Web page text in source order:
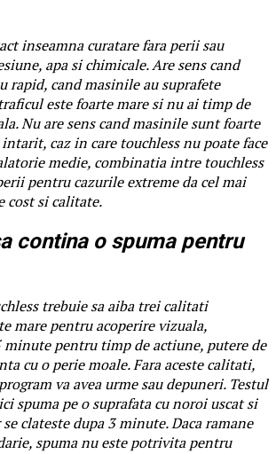
inseamna curatare fara perii sau
apa si chimicale. Are sens cand
rapid, cand masinile au suprafete
este foarte mare si nu ai timp de
Nu are sens cand masinile sunt foarte
caz in care touchless nu poate face
medie, combinatia intre touchless
pentru cazurile extreme da cel mai
cost si calitate.
contina o spuma pentru
trebuie sa aiba trei calitati
mare pentru acoperire vizuala,
minute pentru timp de actiune, putere de
cu o perie moale. Fara aceste calitati,
va avea urme sau depuneri. Testul
spuma pe o suprafata cu noroi uscat si
clateste dupa 3 minute. Daca ramane
spuma nu este potrivita pentru